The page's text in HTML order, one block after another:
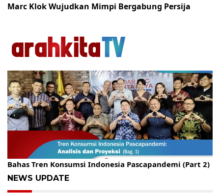
Marc Klok Wujudkan Mimpi Bergabung Persija
Gelar Kopdar, KBC Jakarta Raya Hadirkan Pakar Ritel
Bahas Tren Konsumsi Indonesia Pascapandemi (Part 2)
NEWS UPDATE